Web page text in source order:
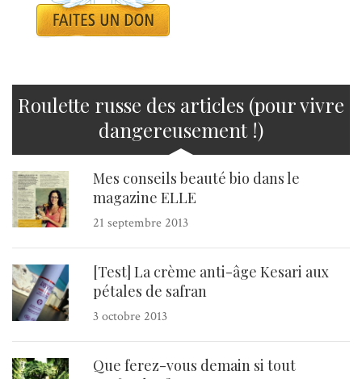
Roulette russe des articles (pour vivre
dangereusement !)
Mes conseils beauté bio dans le
magazine ELLE
21 septembre 2013
[Test] La crème anti-âge Kesari aux
pétales de safran
3 octobre 2013
Que ferez-vous demain si tout